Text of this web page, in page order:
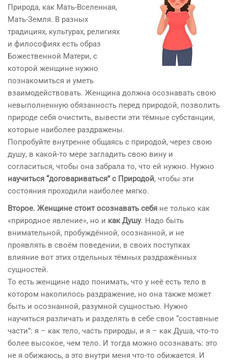
Природа, как Мать-Вселенная,
Мать-Земля. В разных
традициях, культурах, религиях
и философиях есть образ
Божественной Матери, с
которой женщине нужно
познакомиться и уметь
взаимодействовать. Женщина должна осознавать свою
невыполненную обязанность перед природой, позволить
природе себя очистить, вывести эти тёмные субстанции,
которые наиболее раздражены.
Попробуйте внутренне общаясь с природой, через свою
душу, в какой-то мере загладить свою вину и
согласиться, чтобы она забрала то, что ей нужно. Нужно
научиться “договариваться” с Природой, чтобы эти
состояния проходили наиболее мягко.
Второе. Женщине стоит осознавать себя не только как
«природное явление», но и как Душу. Надо быть
внимательной, пробуждённой, осознанной, и не
проявлять в своём поведении, в своих поступках
влияние вот этих отдельных тёмных раздражённых
сущностей.
То есть женщине надо понимать, что у неё есть тело в
котором накопилось раздражение, но она также может
быть и осознанной, разумной сущностью. Нужно
научиться различать и разделять в себе свои “составные
части”: я – как тело, часть природы, и я – как Душа, что-то
более высокое, чем тело. И тогда можно осознавать: это
не я обижаюсь, а это внутри меня что-то обижается. И